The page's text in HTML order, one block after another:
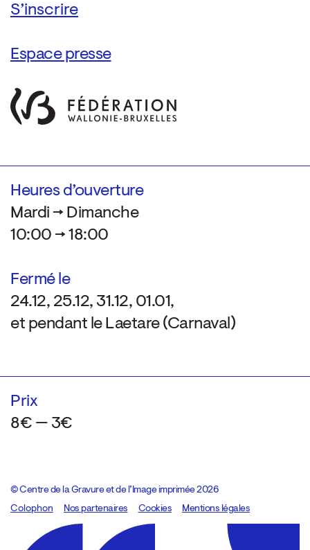
Espace presse
Heures d’ouverture
Mardi → Dimanche
10:00 → 18:00
Fermé le
24.12, 25.12, 31.12, 01.01,
et pendant le Laetare (Carnaval)
Prix
8€ — 3€
© Centre de la Gravure et de l’Image imprimée 2026
Colophon
Design:Marcel Kaczmarek, code:8080.studio
Nos partenaires Cookies Mentions légales